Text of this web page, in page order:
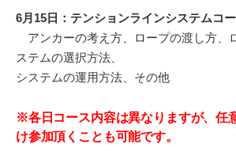
6月15日：テンションラインシステムコ
アンカーの考え方、ロープの渡し方、
ステムの選択方法、
システムの運用方法、その他
※各日コース内容は異なりますが、任
け参加頂くことも可能です。